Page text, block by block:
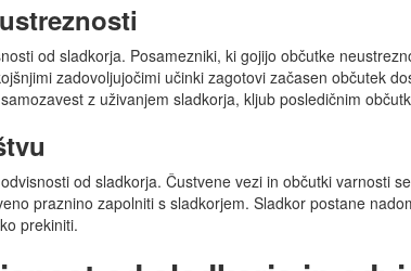
od sladkorja. Posamezniki, ki gojijo občutke
zadovoljujočimi učinki zagotovi začasen občutek
z uživanjem sladkorja, kljub posledičnim
od sladkorja. Čustvene vezi in občutki varnosti
praznino zapolniti s sladkorjem. Sladkor postane
prekiniti.